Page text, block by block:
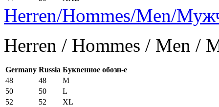
Herren/Hommes/Men/
Herren / Hommes / Men /
Germany Russia Буквенное обозн-е
48
48
M
50
50
L
52
52
XL